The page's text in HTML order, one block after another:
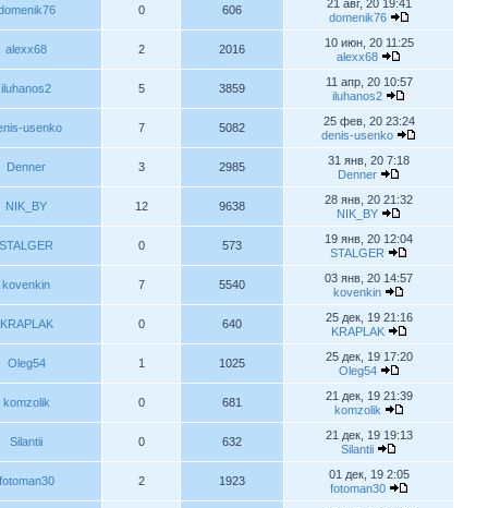
0 606
21 авг, 20 19:41
domenik76
alexx68 2 2016
10 июн, 20 11:25
alexx68
iluhanos2 5 3859
11 апр, 20 10:57
iluhanos2
usenko 7 5082
25 фев, 20 23:24
denis-usenko
Denner 3 2985
31 янв, 20 7:18
Denner
NIK_BY 12 9638
28 янв, 20 21:32
NIK_BY
STALGER 0 573
19 янв, 20 12:04
STALGER
kovenkin 7 5540
03 янв, 20 14:57
kovenkin
KRAPLAK 0 640
25 дек, 19 21:16
KRAPLAK
Oleg54 1 1025
25 дек, 19 17:20
Oleg54
komzolik 0 681
21 дек, 19 21:39
komzolik
Silantii 0 632
21 дек, 19 19:13
Silantii
fotoman30 2 1923
01 дек, 19 2:05
fotoman30